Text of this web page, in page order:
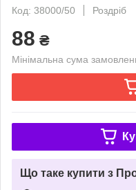
Код: 38000/50
Роздріб
88 ₴
Мінімальна сума
Що таке купити з